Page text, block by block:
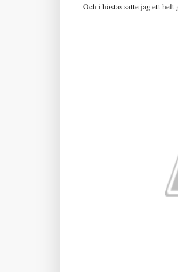
Och i höstas satte jag ett